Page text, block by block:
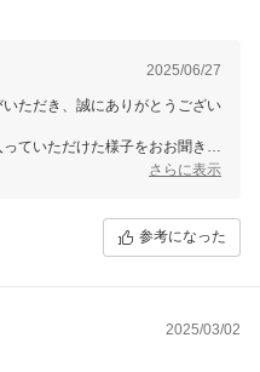
2025/06/27
ただき、誠にありがとうござい
ていただけた様子をおお聞きで
素材や仕立てにこだわった商品
のご利用を心よりお待ちしており
さらに表示
参考になった
2025/03/02